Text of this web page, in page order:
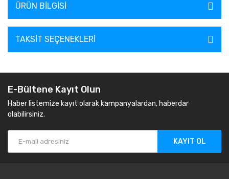
ÜRÜN BILGISI
TAKSIT SEÇENEKLERI
E-Bültene Kayıt Olun
Haber listemize kayıt olarak kampanyalardan, haberdar
olabilirsiniz.
KAYIT OL